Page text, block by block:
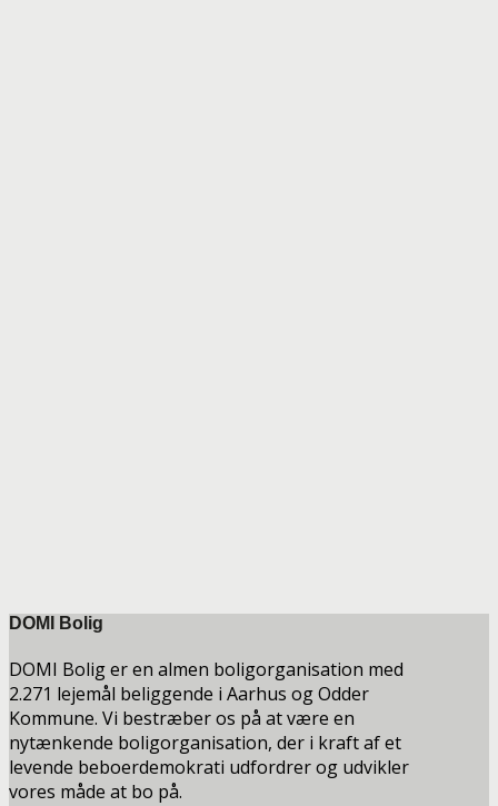
DOMI Bolig
DOMI Bolig er en almen boligorganisation med
2.271 lejemål beliggende i Aarhus og Odder
Kommune. Vi bestræber os på at være en
nytænkende boligorganisation, der i kraft af et
levende beboerdemokrati udfordrer og udvikler
vores måde at bo på.